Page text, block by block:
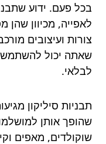
בכל פעם. ידוע
לאפייה, מכיוון שהן
צורות ועיצובים
שאתה יכול
לבלאי.
תבניות סיליקון
שהופך אותן
שוקולדים, מאפים